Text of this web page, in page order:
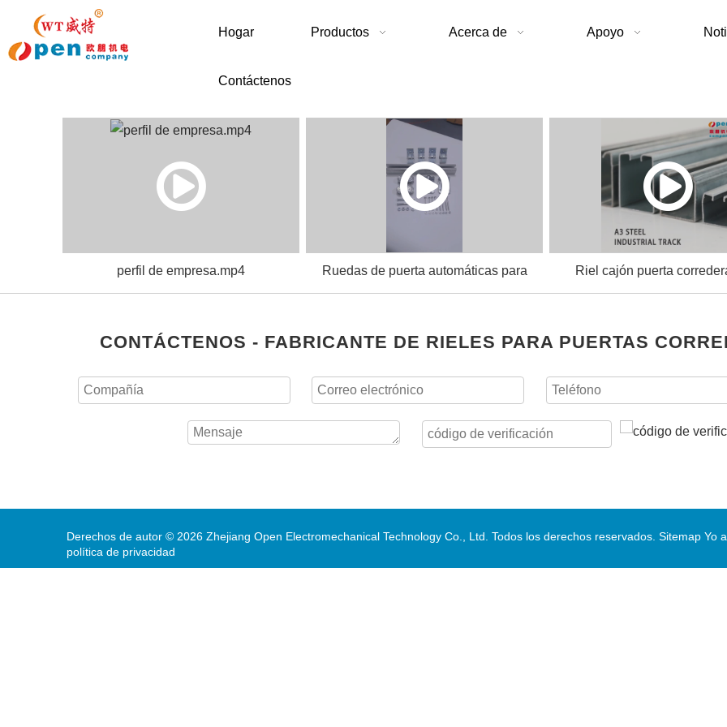
Hogar Productos Acerca de Apoyo
Contáctenos
perfil de empresa.mp4
Ruedas de puerta automáticas para
puerta corredera
Riel cajón puerta
CONTÁCTENOS - FABRICANTE DE RIELES PARA PUERTAS
Derechos de autor © 2026 Zhejiang Open Electromechanical Technology Co., Ltd. Todos los derechos reservados. Sitemap Yo
política de privacidad